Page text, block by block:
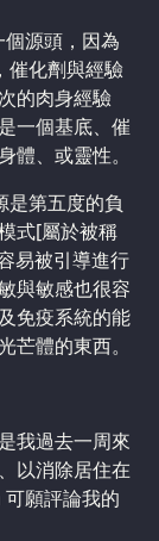
源頭，因為
催化劑與經驗
的肉身經驗
一個基底、催
、或靈性。
是第五度的負
式[屬於被稱
易被引導進行
與敏感也很容
免疫系統的能
芒體的東西。
我過去一周來
以消除居住在
願評論我的